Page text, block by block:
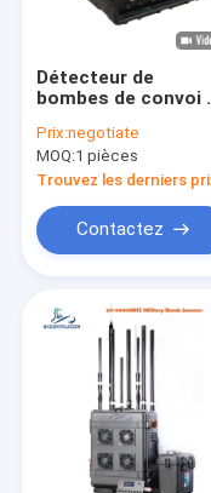
Détecteur de
bombes de convoi
6000MHz Type de
véhicule Haute
puissance 720w
Prix:negotiate
MOQ:1 pièces
Trouvez les derniers
Contactez